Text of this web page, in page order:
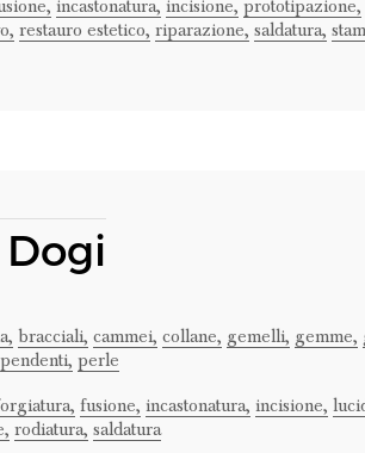
incastonatura, incisione, prototipazione,
restauro estetico, riparazione, saldatura,
bracciali, cammei, collane, gemelli, gemme,
pendenti, perle
fusione, incastonatura, incisione,
rodiatura, saldatura